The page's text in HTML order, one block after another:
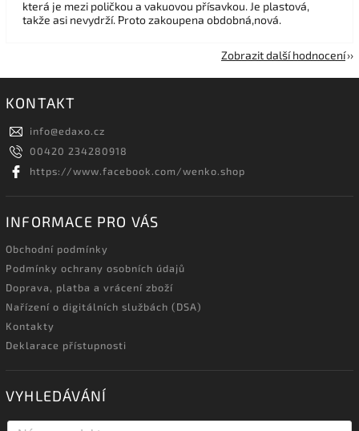
která je mezi poličkou a vakuovou přísavkou. Je plastová,
takže asi nevydrží. Proto zakoupena obdobná,nová.
Zobrazit další hodnocení
KONTAKT
info@edaxo.cz
00420 234280918
https://www.facebook.com/wenko.shop
INFORMACE PRO VÁS
Obchodní podmínky
Podmínky ochrany osobních údajů
Doprava, platba a vrácení zboží
Nařízení o digitálních službách (DSA)
Kontakty
Deklarace přístupnosti
VYHLEDÁVÁNÍ